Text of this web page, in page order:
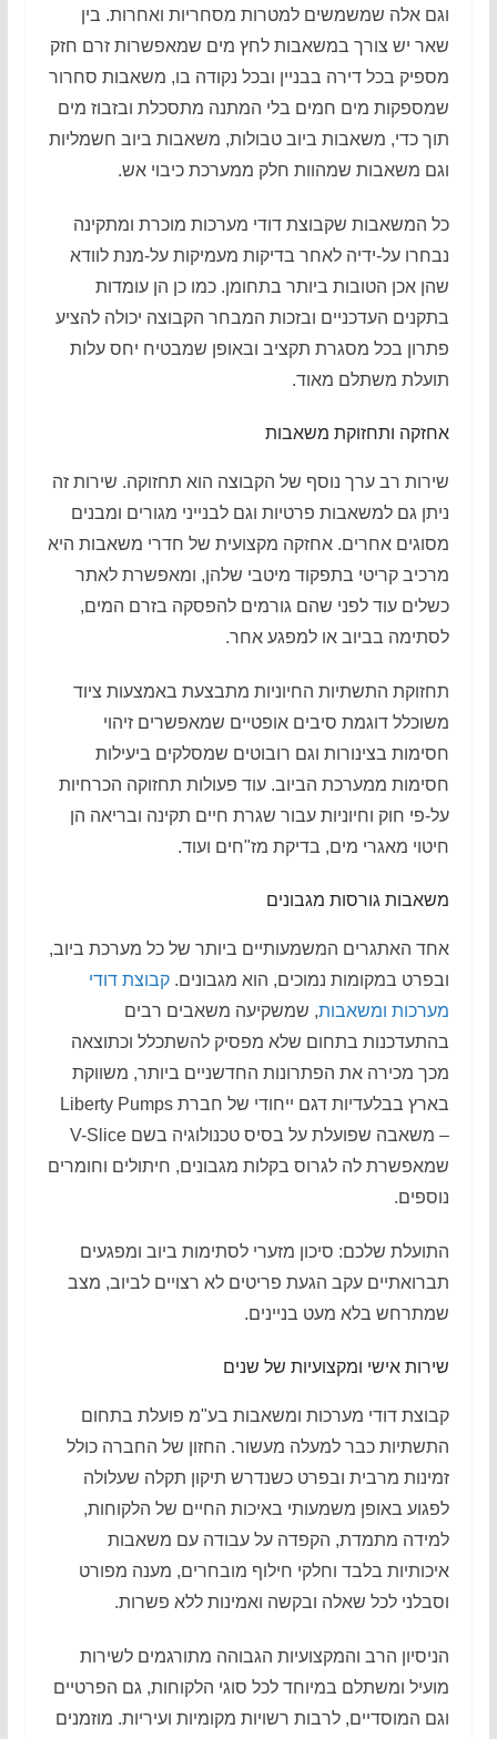
וגם אלה שמשמשים למטרות מסחריות ואחרות. בין
שאר יש צורך במשאבות לחץ מים שמאפשרות זרם חזק
מספיק בכל דירה בבניין ובכל נקודה בו, משאבות סחרור
שמספקות מים חמים בלי המתנה מתסכלת ובזבוז מים
תוך כדי, משאבות ביוב טבולות, משאבות ביוב חשמליות
וגם משאבות שמהוות חלק ממערכת כיבוי אש.
כל המשאבות שקבוצת דודי מערכות מוכרת ומתקינה
נבחרו על-ידיה לאחר בדיקות מעמיקות על-מנת לוודא
שהן אכן הטובות ביותר בתחומן. כמו כן הן עומדות
בתקנים העדכניים ובזכות המבחר הקבוצה יכולה להציע
פתרון בכל מסגרת תקציב ובאופן שמבטיח יחס עלות
תועלת משתלם מאוד.
אחזקה ותחזוקת משאבות
שירות רב ערך נוסף של הקבוצה הוא תחזוקה. שירות זה
ניתן גם למשאבות פרטיות וגם לבנייני מגורים ומבנים
מסוגים אחרים. אחזקה מקצועית של חדרי משאבות היא
מרכיב קריטי בתפקוד מיטבי שלהן, ומאפשרת לאתר
כשלים עוד לפני שהם גורמים להפסקה בזרם המים,
לסתימה בביוב או למפגע אחר.
תחזוקת התשתיות החיוניות מתבצעת באמצעות ציוד
משוכלל דוגמת סיבים אופטיים שמאפשרים זיהוי
חסימות בצינורות וגם רובוטים שמסלקים ביעילות
חסימות ממערכת הביוב. עוד פעולות תחזוקה הכרחיות
על-פי חוק וחיוניות עבור שגרת חיים תקינה ובריאה הן
חיטוי מאגרי מים, בדיקת מז"חים ועוד.
משאבות גורסות מגבונים
אחד האתגרים המשמעותיים ביותר של כל מערכת ביוב,
ובפרט במקומות נמוכים, הוא מגבונים. קבוצת דודי
מערכות ומשאבות, שמשקיעה משאבים רבים
בהתעדכנות בתחום שלא מפסיק להשתכלל וכתוצאה
מכך מכירה את הפתרונות החדשניים ביותר, משווקת
בארץ בבלעדיות דגם ייחודי של חברת Liberty Pumps
– משאבה שפועלת על בסיס טכנולוגיה בשם V-Slice
שמאפשרת לה לגרוס בקלות מגבונים, חיתולים וחומרים
נוספים.
התועלת שלכם: סיכון מזערי לסתימות ביוב ומפגעים
תברואתיים עקב הגעת פריטים לא רצויים לביוב, מצב
שמתרחש בלא מעט בניינים.
שירות אישי ומקצועיות של שנים
קבוצת דודי מערכות ומשאבות בע"מ פועלת בתחום
התשתיות כבר למעלה מעשור. החזון של החברה כולל
זמינות מרבית ובפרט כשנדרש תיקון תקלה שעלולה
לפגוע באופן משמעותי באיכות החיים של הלקוחות,
למידה מתמדת, הקפדה על עבודה עם משאבות
איכותיות בלבד וחלקי חילוף מובחרים, מענה מפורט
וסבלני לכל שאלה ובקשה ואמינות ללא פשרות.
הניסיון הרב והמקצועיות הגבוהה מתורגמים לשירות
מועיל ומשתלם במיוחד לכל סוגי הלקוחות, גם הפרטיים
וגם המוסדיים, לרבות רשויות מקומיות ועיריות. מוזמנים